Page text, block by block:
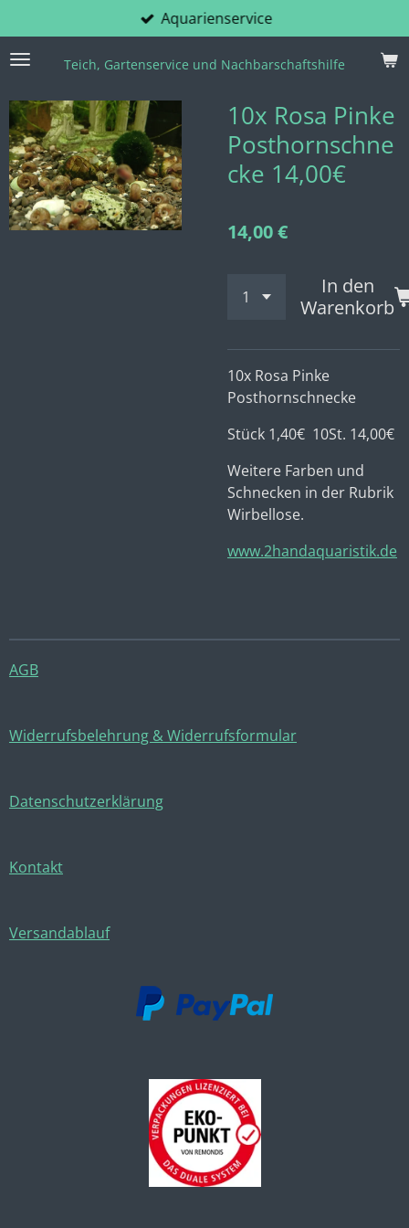
Hauptinhalt
springenTeich, Gartenservice und Nachbarschaftshilfe
Aquarienservice
10x Rosa Pinke
Posthornschne
cke 14,00€
14,00 €
In den
Warenkorb
10x Rosa Pinke
Posthornschnecke
Stück 1,40€ 10St. 14,00€
Weitere Farben und
Schnecken in der Rubrik
Wirbellose.
www.2handaquaristik.de
AGB
Widerrufsbelehrung & Widerrufsformular
Datenschutzerklärung
Kontakt
Versandablauf